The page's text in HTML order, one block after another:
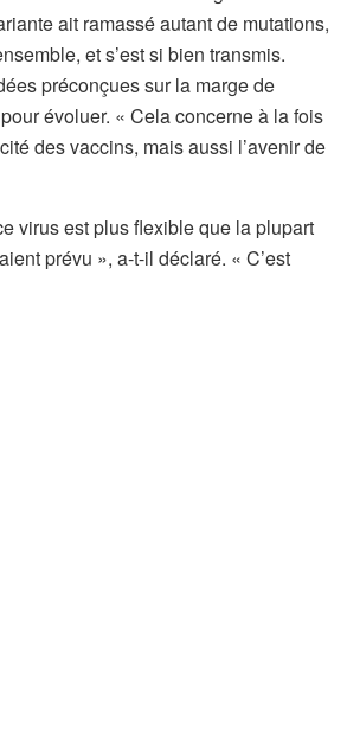
ait ramassé autant de mutations,
et s’est si bien transmis.
préconçues sur la marge de
évoluer. « Cela concerne à la fois
des vaccins, mais aussi l’avenir de
virus est plus flexible que la plupart
prévu », a-t-il déclaré. « C’est